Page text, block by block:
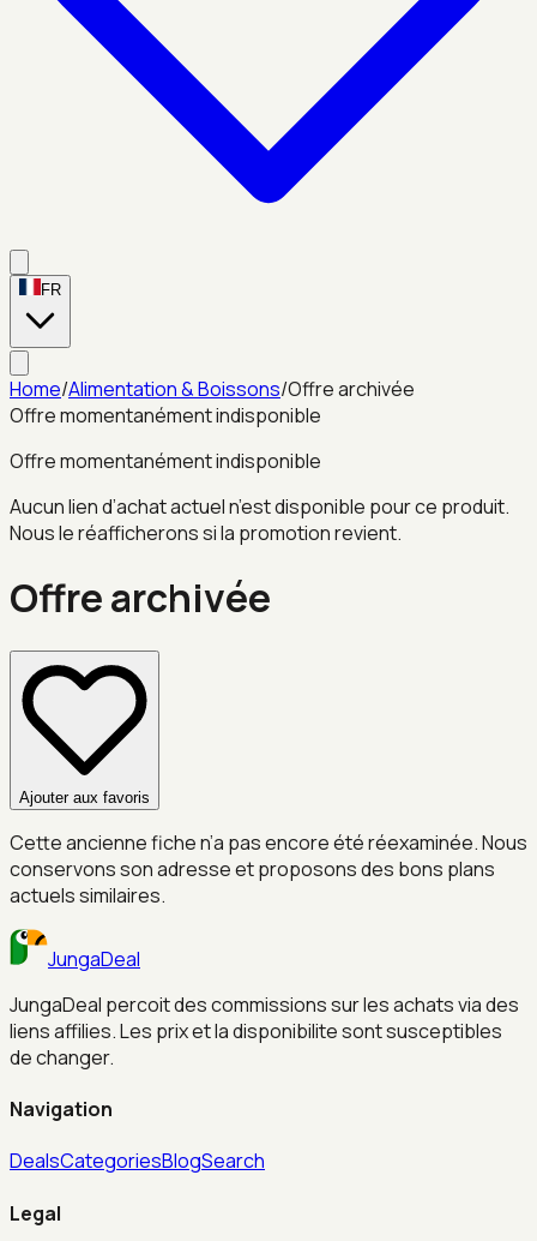
FR
Home/Alimentation & Boissons/Offre archivée
Offre momentanément indisponible
Offre momentanément indisponible
Aucun lien d’achat actuel n’est disponible pour ce produit.
Nous le réafficherons si la promotion revient.
Offre archivée
Ajouter aux favoris
Cette ancienne fiche n’a pas encore été réexaminée. Nous
conservons son adresse et proposons des bons plans
actuels similaires.
JungaDeal
JungaDeal percoit des commissions sur les achats via des
liens affilies. Les prix et la disponibilite sont susceptibles
de changer.
Navigation
DealsCategoriesBlogSearch
Legal